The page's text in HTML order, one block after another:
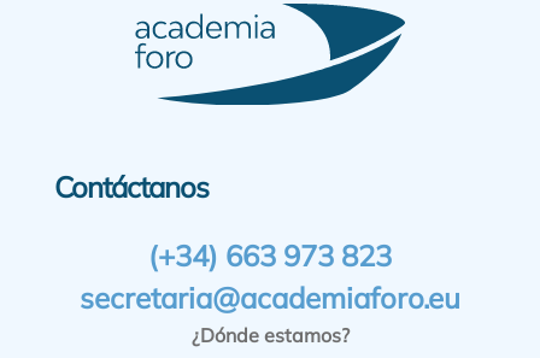
Contáctanos
(+34) 663 973 823
secretaria@academiaforo.eu
¿Dónde estamos?